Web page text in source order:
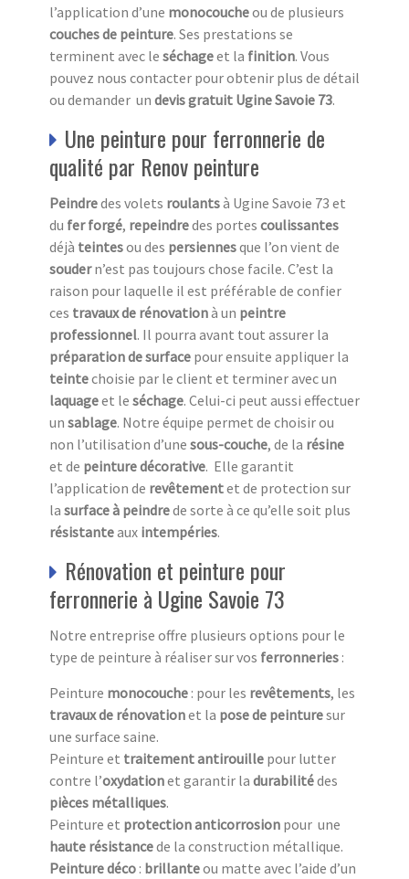
l’application d’une monocoucheou de plusieurs
couches de peinture. Ses prestations se
terminent avec le séchageet la finition. Vous
pouvez nous contacter pour obtenir plus de détail
ou demander un devis gratuit Ugine Savoie 73.
Une peinture pour ferronnerie de
qualité par Renov peinture
Peindredes volets roulantsà Ugine Savoie 73 et
du fer forgé, repeindredes portes coulissantes
déjà teintesou des persiennesque l’on vient de
soudern’est pas toujours chose facile. C’est la
raison pour laquelle il est préférable de confier
ces travaux de rénovationà un peintre
professionnel. Il pourra avant tout assurer la
préparation de surface pour ensuite appliquer la
teintechoisie par le client et terminer avec un
laquageet le séchage. Celui-ci peut aussi effectuer
un sablage. Notre équipe permet de choisir ou
non l’utilisation d’une sous-couche, de la résine
et de peinture décorative. Elle garantit
l’application de revêtementet de protection sur
la surface à peindrede sorte à ce qu’elle soit plus
résistanteaux intempéries.
Rénovation et peinture pour
ferronnerie à Ugine Savoie 73
Notre entreprise offre plusieurs options pour le
type de peinture à réaliser sur vos ferronneries :
Peinture monocouche : pour les revêtements, les
travauxde rénovationet la pose de peinturesur
une surface saine.
Peinture et traitement antirouille pour lutter
contre l’oxydationet garantir la durabilitédes
pièces métalliques.
Peinture et protection anticorrosion pour une
haute résistancede la construction métallique.
Peinturedéco : brillanteou matte avec l’aide d’un